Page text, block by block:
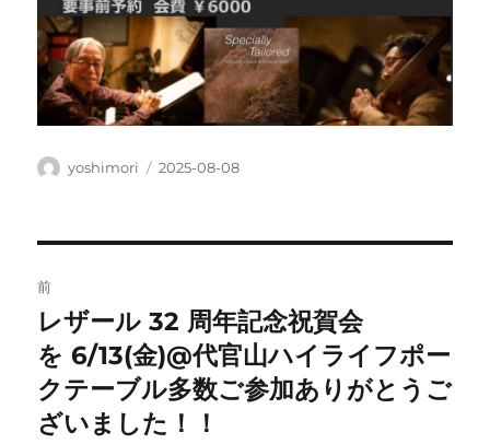
投
yoshimori
投
2025-08-08
稿
ナ
ビ
前
前
の
投
稿:
レザール 32 周年記念祝賀会
を 6/13(金)@代官山ハイライフポー
クテーブル多数ご参加ありがとうご
ざいました！！